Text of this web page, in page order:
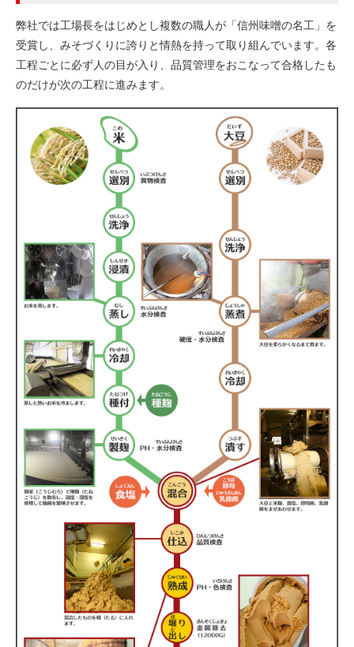
弊社では工場長をはじめとし複数の職人が「信州味噌の名工」を
受賞し、みそづくりに誇りと情熱を持って取り組んでいます。各
工程ごとに必ず人の目が入り、品質管理をおこなって合格したも
のだけが次の工程に進みます。